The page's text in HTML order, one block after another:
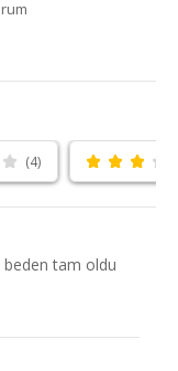
(4)
beden tam oldu